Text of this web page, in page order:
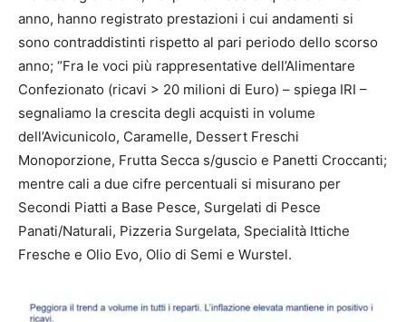
anno, hanno registrato prestazioni i cui andamenti si
sono contraddistinti rispetto al pari periodo dello scorso
anno; “Fra le voci più rappresentative dell’Alimentare
Confezionato (ricavi > 20 milioni di Euro) – spiega IRI –
segnaliamo la crescita degli acquisti in volume
dell’Avicunicolo, Caramelle, Dessert Freschi
Monoporzione, Frutta Secca s/guscio e Panetti Croccanti;
mentre cali a due cifre percentuali si misurano per
Secondi Piatti a Base Pesce, Surgelati di Pesce
Panati/Naturali, Pizzeria Surgelata, Specialità Ittiche
Fresche e Olio Evo, Olio di Semi e Wurstel.